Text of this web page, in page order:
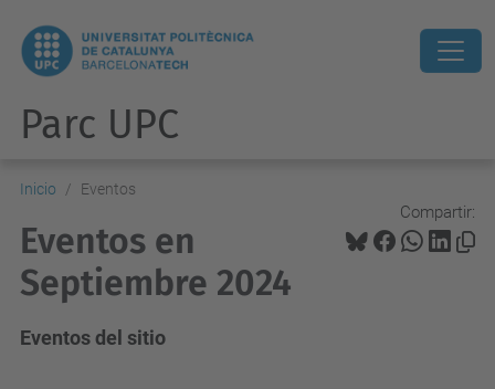
Parc UPC
Inicio Eventos
Compartir:
Eventos en
Septiembre 2024
Eventos del sitio